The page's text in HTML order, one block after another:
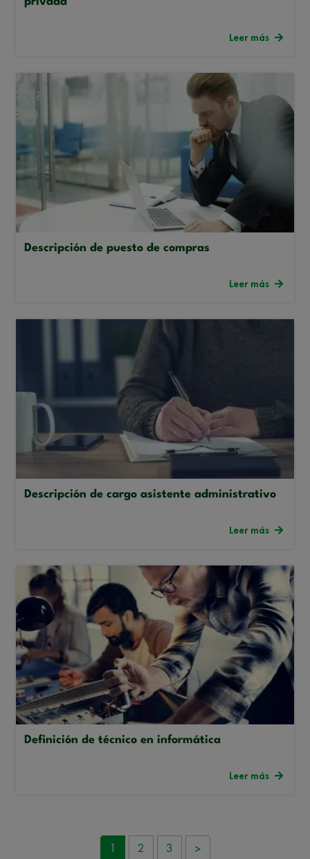
Leer más
Descripción de puesto de compras
Leer más
Descripción de cargo asistente administrativo
Leer más
Definición de técnico en informática
Leer más
1 2 3 >